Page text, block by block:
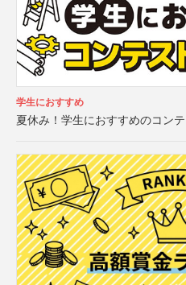
学生におすすめ
夏休み！学生におすすめのコン